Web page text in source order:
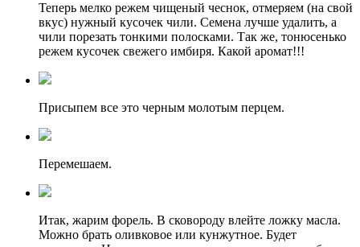
Теперь мелко режем чищеный чеснок, отмеряем (на свой
вкус) нужный кусочек чили. Семена лучше удалить, а
чили порезать тонкими полосками. Так же, тонюсенько
режем кусочек свежего имбиря. Какой аромат!!!
Присыпем все это черным молотым перцем.
Перемешаем.
Итак, жарим форель. В сковороду влейте ложку масла.
Можно брать оливковое или кунжутное. Будет